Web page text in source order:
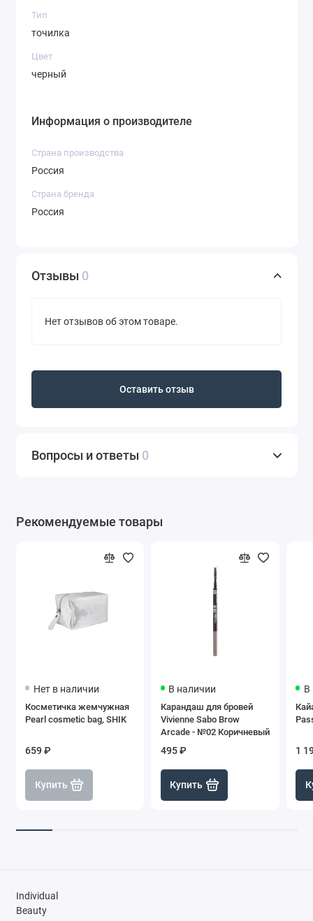
Тип
точилка
Цвет
черный
Информация о производителе
Страна производства
Россия
Страна бренда
Россия
Отзывы 0
Нет отзывов об этом товаре.
Оставить отзыв
Вопросы и ответы 0
Рекомендуемые товары
Нет в наличии
Косметичка жемчужная
Pearl cosmetic bag, SHIK
659 ₽
Купить
В наличии
Карандаш для бровей
Vivienne Sabo Brow
Arcade - №02 Коричневый
495 ₽
Купить
В
1
Individual
Beauty